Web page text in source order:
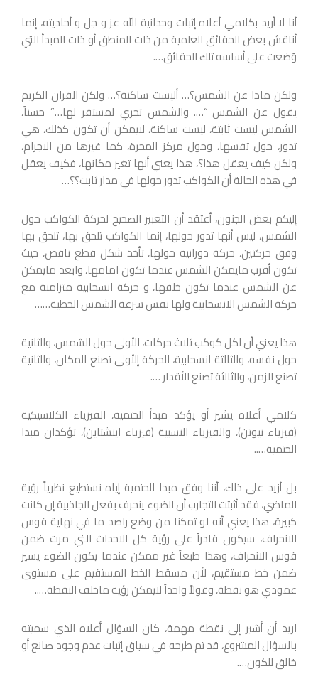
أنا لا أريد بكلامي أعلاه إثبات وحدانية اللّه عز و جل و أحاديته، إنما
أناقش بعض الحقائق العلمية من ذات المنطق أو ذات المبدأ التي
وُضعت على أساسه تلك الحقائق….
ولكن ماذا عن الشمس؟… أليست ساكنة؟… ولكن القران الكريم
يقول عن الشمس “…. والشمس تجري لمستقر لها…” حسناً،
الشمس ليست ثابتة، ليست ساكنة، لايمكن أن تكون كذلك، هي
تدور، حول تفسها، وحول مركز المحرة، كما غيرها من الاجرام،
ولكن كيف يعقل هذا؟، هذا يعني أنها تغير مكانها، فكيف يعقل
في هذه الحالة أن الكواكب تدور حولها في مدار ثابت؟؟…
إليكم بعض الجنون، أعتقد أن التعبير الصحيح لحركة الكواكب حول
الشمس، ليس أنها تدور حولها، إنما الكواكب تلحق بها، تلحق بها
وفق حركتين، حركة دورانية حولها، تأخذ شكل قطع ناقص، حيث
تكون أقرب مايمكن الشمس عندما تكون امامها، وابعد مايمكن
عن الشمس عندما تكون خلفها، و حركة انسحابية متزامنة مع
حركة الشمس الانسحابية ولها نفس سرعة الشمس الخطية……
هذا يعني أن لكل كوكب ثلاث حركات، الأولى حول الشمس، والثانية
حول نفسه، والثالثة انسحابية، الحركة إلأولى تصنع المكان، والثانية
تصنع الزمن، والثالثة تصنع الأقدار ….
كلامي أعلاه يشير أو يؤكد مبدأ الحتمية، الفيزياء الكلاسيكية
(فيزياء نيوتن)، والفيزياء النسبية (فيزياء اينشتاين)، تؤكدان مبدا
الحتمية…..
بل أزيد على ذلك، أننا وفق مبدا الحتمية إياه نستطيع نظرياً رؤية
الماضي، فقد أثبتت التجارب أن الضوء ينحرف بفعل الجاذبية إن كانت
كبيرة، هذا يعني أنه لو تمكنا من وضع راصد ما في نهاية قوس
الانحراف، سيكون قادراً على رؤية كل الاحداث التي مرت ضمن
قوس الانحراف، وهذا طبعاً غير ممكن عندما يكون الضوء يسير
ضمن خط مستقيم، لأن مسقط الخط المستقيم على مستوى
عمودي هو نقطة، وقولاً واحداً لايمكن رؤية ماخلف النقطة…..
اريد أن أشير إلى نقطة مهمة، كان السؤال أعلاه الذي سميته
بالسؤال المشروع، قد تم طرحه في سياق إثبات عدم وجود صانع أو
خالق للكون….